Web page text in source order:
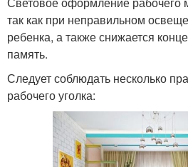
так как при неправильном
ребенка, а также снижается
память.
Следует соблюдать несколько
рабочего уголка: